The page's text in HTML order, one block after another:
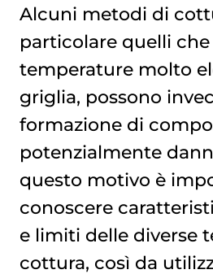
Alcuni metodi di
particolare quelli
temperature molto
griglia, possono
formazione di
potenzialmente
questo motivo è
conoscere
e limiti delle diverse
cottura, così da